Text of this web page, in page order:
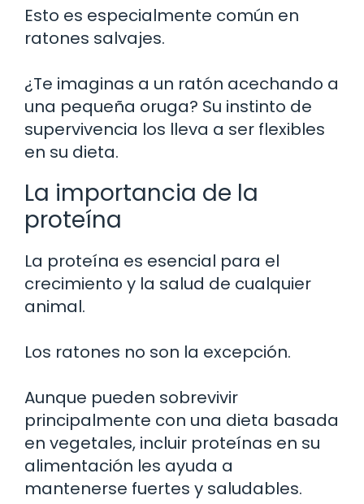
Esto es especialmente común en
ratones salvajes.
¿Te imaginas a un ratón acechando a
una pequeña oruga? Su instinto de
supervivencia los lleva a ser flexibles
en su dieta.
La importancia de la
proteína
La proteína es esencial para el
crecimiento y la salud de cualquier
animal.
Los ratones no son la excepción.
Aunque pueden sobrevivir
principalmente con una dieta basada
en vegetales, incluir proteínas en su
alimentación les ayuda a
mantenerse fuertes y saludables.